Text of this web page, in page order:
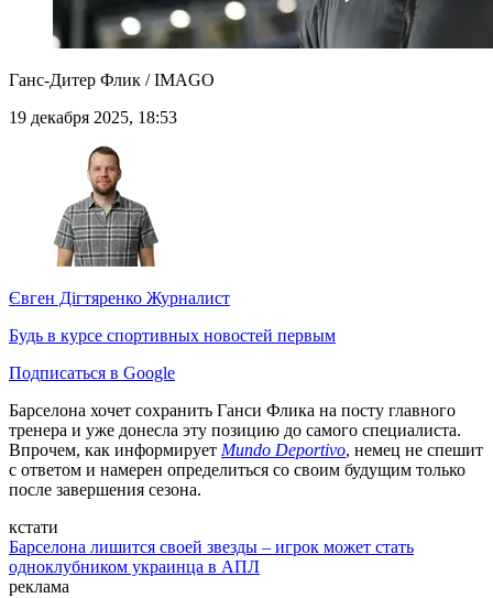
Ганс-Дитер Флик / IMAGO
19 декабря 2025, 18:53
Євген Дігтяренко Журналист
Будь в курсе спортивных новостей первым
Подписаться в Google
Барселона хочет сохранить Ганси Флика на посту главного
тренера и уже донесла эту позицию до самого специалиста.
Впрочем, как информирует Mundo Deportivo, немец не спешит
с ответом и намерен определиться со своим будущим только
после завершения сезона.
кстати
Барселона лишится своей звезды – игрок может стать
одноклубником украинца в АПЛ
реклама